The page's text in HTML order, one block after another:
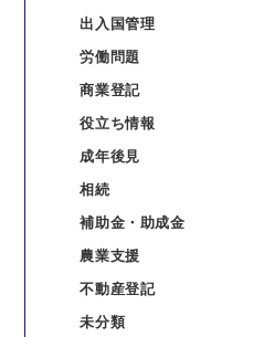
出入国管理
労働問題
商業登記
役立ち情報
成年後見
相続
補助金・助成金
農業支援
不動産登記
未分類